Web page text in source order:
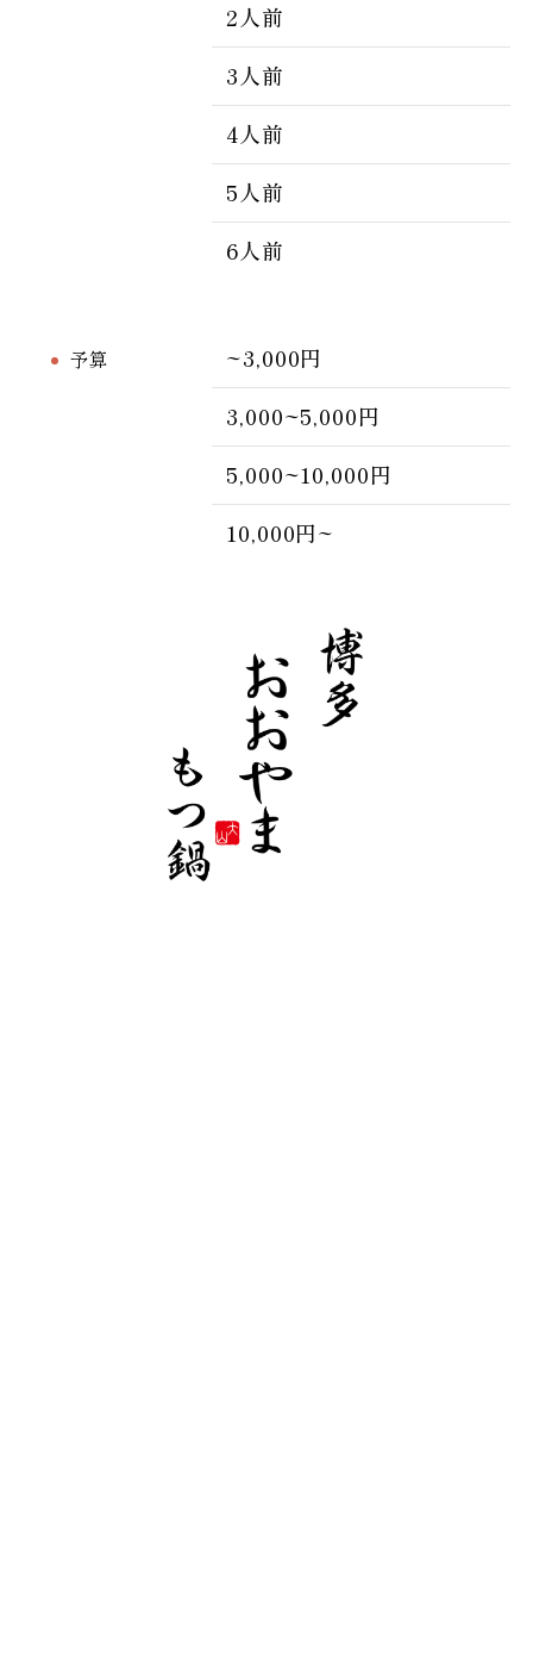
2人前
3人前
4人前
5人前
6人前
予算
~3,000円
3,000~5,000円
5,000~10,000円
10,000円~